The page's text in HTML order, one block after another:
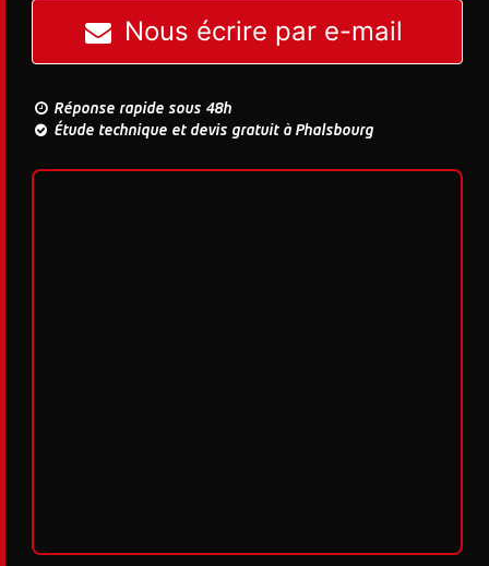
Nous écrire par e-mail
Réponse rapide sous 48h
Étude technique et devis gratuit à Phalsbourg